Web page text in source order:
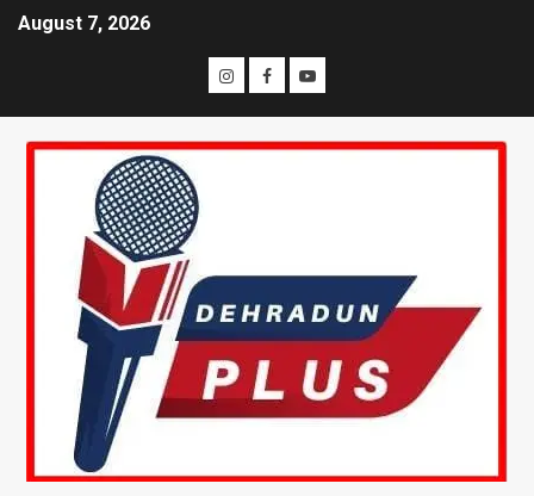
August 7, 2026